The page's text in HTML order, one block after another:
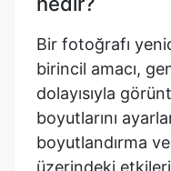
Bir fotoğrafı
birincil amacı,
dolayısıyla
boyutlarını
boyutlandırma
üzerindeki